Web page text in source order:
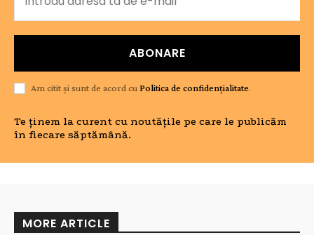
ABONARE
Am citit și sunt de acord cu Politica de confidențialitate.
Te ținem la curent cu noutățile pe care le publicăm
în fiecare săptămână.
MORE ARTICLE